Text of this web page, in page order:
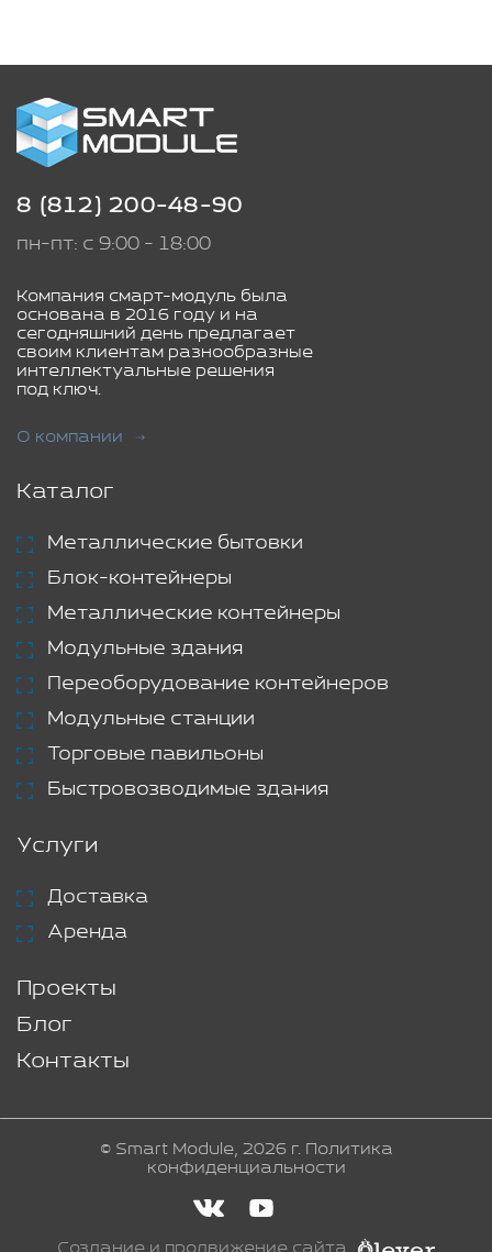
8 (812) 200-48-90
пн-пт: с 9:00 - 18:00
Компания смарт-модуль была
основана в 2016 году и на
сегодняшний день предлагает
своим клиентам разнообразные
интеллектуальные решения
под ключ.
О компании
Каталог
Металлические бытовки
Блок-контейнеры
Металлические контейнеры
Модульные здания
Переоборудование контейнеров
Модульные станции
Торговые павильоны
Быстровозводимые здания
Услуги
Доставка
Аренда
Проекты
Блог
Контакты
© Smart Module, 2026 г. Политика
конфиденциальности